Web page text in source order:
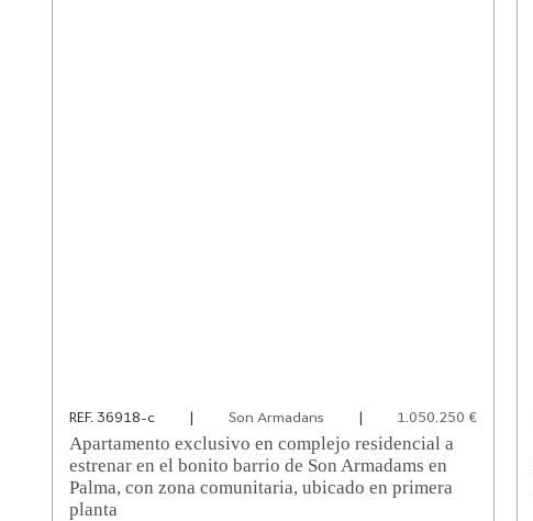
REF. 36918-c Son Armadans 1.050.250 €
Apartamento exclusivo en complejo residencial a
estrenar en el bonito barrio de Son Armadams en
Palma, con zona comunitaria, ubicado en primera
planta